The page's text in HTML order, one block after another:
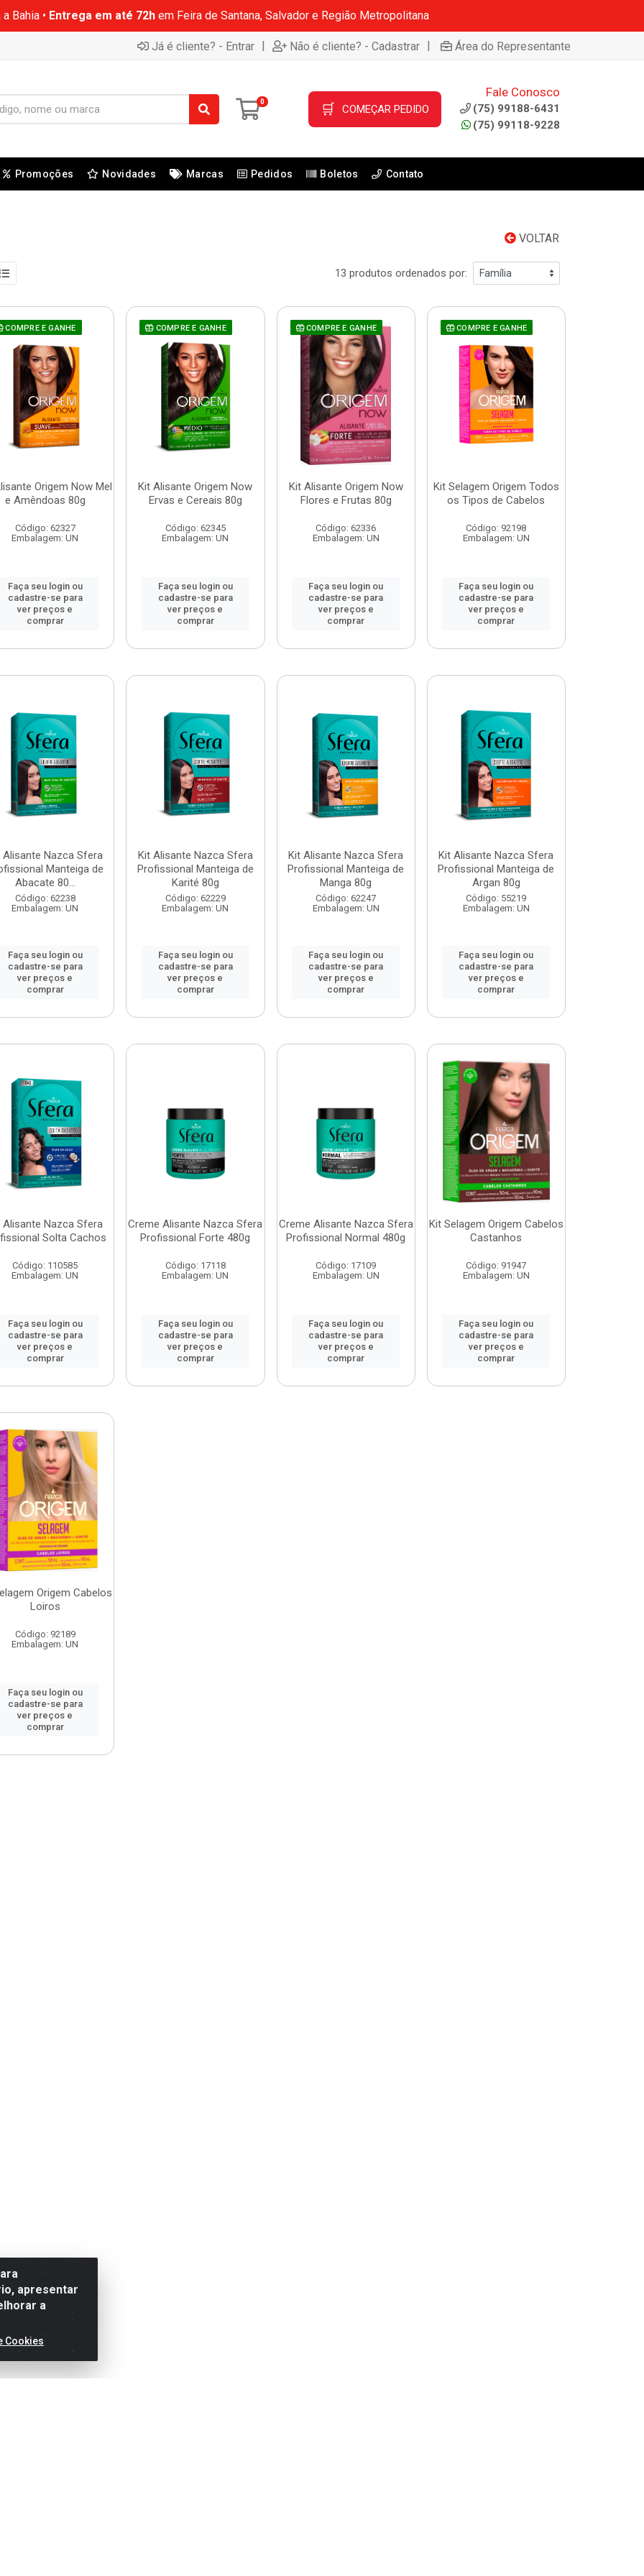
Bahia • Entrega em até 72hem Feira de Santana, Salvador e Região Metropolitana
Já é cliente? - Entrar | Não é cliente? - Cadastrar | Área do Representante
0 🛒 COMEÇAR PEDIDO
Fale Conosco
(75) 99188-6431
(75) 99118-9228
Promoções Novidades Marcas Pedidos Boletos Contato
VOLTAR
13 produtos ordenados por:
COMPRE E GANHE
Origem Now Mel
e Amêndoas 80g
Código: 62327
Embalagem: UN
Faça seu login ou
cadastre-se para
ver preços e
comprar
COMPRE E GANHE
Kit Alisante Origem Now
Ervas e Cereais 80g
Código: 62345
Embalagem: UN
Faça seu login ou
cadastre-se para
ver preços e
comprar
COMPRE E GANHE
Kit Alisante Origem Now
Flores e Frutas 80g
Código: 62336
Embalagem: UN
Faça seu login ou
cadastre-se para
ver preços e
comprar
COMPRE E GANHE
Kit Selagem Origem Todos
os Tipos de Cabelos
Código: 92198
Embalagem: UN
Faça seu login ou
cadastre-se para
ver preços e
comprar
Alisante Nazca Sfera
Manteiga de
Abacate 80...
Código: 62238
Embalagem: UN
Faça seu login ou
cadastre-se para
ver preços e
comprar
Kit Alisante Nazca Sfera
Profissional Manteiga de
Karité 80g
Código: 62229
Embalagem: UN
Faça seu login ou
cadastre-se para
ver preços e
comprar
Kit Alisante Nazca Sfera
Profissional Manteiga de
Manga 80g
Código: 62247
Embalagem: UN
Faça seu login ou
cadastre-se para
ver preços e
comprar
Kit Alisante Nazca Sfera
Profissional Manteiga de
Argan 80g
Código: 55219
Embalagem: UN
Faça seu login ou
cadastre-se para
ver preços e
comprar
Alisante Nazca Sfera
Solta Cachos
Código: 110585
Embalagem: UN
Faça seu login ou
cadastre-se para
ver preços e
comprar
Creme Alisante Nazca Sfera
Profissional Forte 480g
Código: 17118
Embalagem: UN
Faça seu login ou
cadastre-se para
ver preços e
comprar
Creme Alisante Nazca Sfera
Profissional Normal 480g
Código: 17109
Embalagem: UN
Faça seu login ou
cadastre-se para
ver preços e
comprar
Kit Selagem Origem Cabelos
Castanhos
Código: 91947
Embalagem: UN
Faça seu login ou
cadastre-se para
ver preços e
comprar
Origem Cabelos
Loiros
Código: 92189
Embalagem: UN
Faça seu login ou
cadastre-se para
ver preços e
comprar
apresentar
a
Cookies